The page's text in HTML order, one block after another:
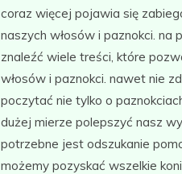
coraz więcej pojawia się
naszych włosów i paznokci. na
znaleźć wiele treści, które
włosów i paznokci. nawet nie
poczytać nie tylko o
dużej mierze polepszyć nasz
potrzebne jest odszukanie
możemy pozyskać wszelkie